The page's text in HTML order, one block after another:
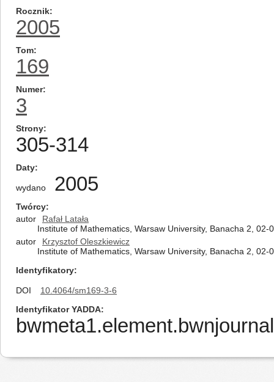
Rocznik
2005
Tom
169
Numer
3
Strony
305-314
Daty
wydano 2005
Twórcy
autor
Rafał Latała
Institute of Mathematics, Warsaw University, Banacha 2, 02-
autor
Krzysztof Oleszkiewicz
Institute of Mathematics, Warsaw University, Banacha 2, 02-
Identyfikatory
DOI
10.4064/sm169-3-6
Identyfikator YADDA